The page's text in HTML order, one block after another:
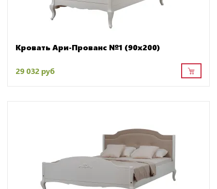
Кровать Ари-Прованс №1 (90х200)
29 032 руб